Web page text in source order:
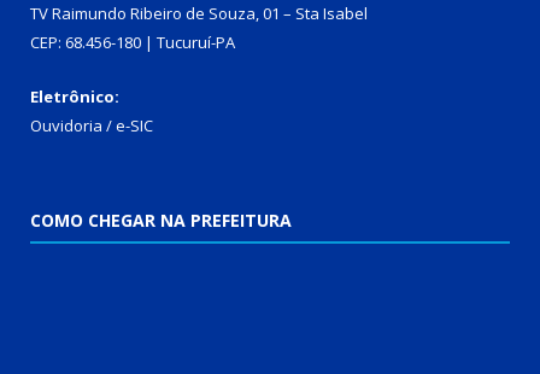
TV Raimundo Ribeiro de Souza, 01 – Sta Isabel
CEP: 68.456-180 | Tucuruí-PA
Eletrônico:
Ouvidoria /e-SIC
COMO CHEGAR NA PREFEITURA